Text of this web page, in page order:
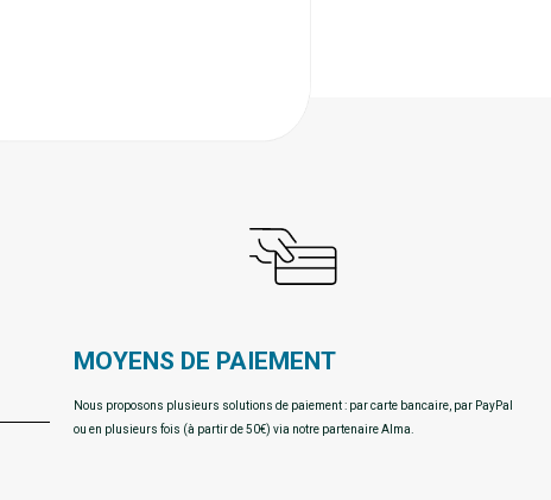
MOYENS DE PAIEMENT
Nous proposons plusieurs solutions de paiement : par carte bancaire, par PayPal
ou en plusieurs fois (à partir de 50€) via notre partenaire Alma.